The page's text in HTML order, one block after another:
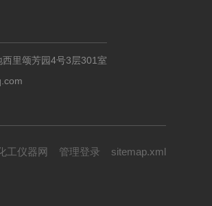
里颂芳园4号3层301室
工仪器网 管理登录 sitemap.xml